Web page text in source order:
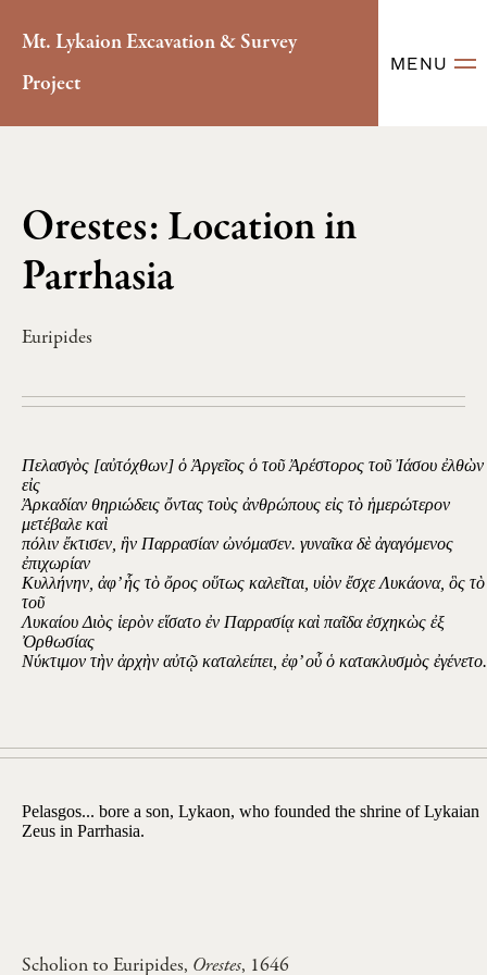
Mt. Lykaion Excavation & Survey
Project
MENU
Orestes: Location in
Parrhasia
Euripides
Πελασγὸς [αὐτόχθων] ὁ Ἀργεῖος ὁ τοῦ Ἀρέστορος τοῦ Ἰάσου ἐλθὼν
εἰς
Ἀρκαδίαν θηριώδεις ὄντας τοὺς ἀνθρώπους εἰς τὸ ἡμερώτερον
μετέβαλε καὶ
πόλιν ἔκτισεν, ἣν Παρρασίαν ὠνόμασεν. γυναῖκα δὲ ἀγαγόμενος
ἐπιχωρίαν
Κυλλήνην, ἀφ’ ἧς τὸ ὄρος οὕτως καλεῖται, υἱὸν ἔσχε Λυκάονα, ὃς τὸ
τοῦ
Λυκαίου Διὸς ἱερὸν εἵσατο ἐν Παρρασίᾳ καὶ παῖδα ἐσχηκὼς ἐξ
Ὀρθωσίας
Νύκτιμον τὴν ἀρχὴν αὐτῷ καταλείπει, ἐφ’ οὗ ὁ κατακλυσμὸς ἐγένετο.
Pelasgos... bore a son, Lykaon, who founded the shrine of Lykaian
Zeus in Parrhasia.
Scholion to Euripides, Orestes, 1646